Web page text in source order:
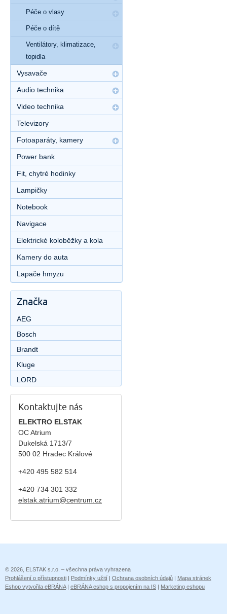
Péče o vlasy
Péče o dítě
Ventilátory, klimatizace,
topidla
Vysavače
Audio technika
Video technika
Televizory
Fotoaparáty, kamery
Power bank
Fit, chytré hodinky
Lampičky
Notebook
Navigace
Elektrické koloběžky a kola
Kamery do auta
Lapače hmyzu
Značka
AEG
Bosch
Brandt
Kluge
LORD
Kontaktujte nás
ELEKTRO ELSTAK
OC Atrium
Dukelská 1713/7
500 02 Hradec Králové
+420 495 582 514
+420 734 301 332
elstak.atrium@centrum.cz
© 2026, ELSTAK s.r.o. – všechna práva vyhrazena
Prohlášení o přístupnosti | Podmínky užití | Ochrana osobních údajů | Mapa stránek
Eshop vytvořila eBRÁNA| eBRÁNA eshop s propojením na IS | Marketing eshopu